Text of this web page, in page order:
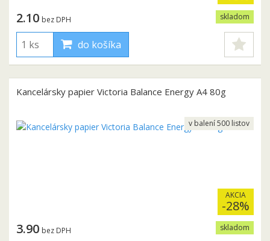
skladom
2.10 bez DPH
do košíka
Kancelársky papier Victoria Balance Energy A4 80g
AKCIA
-28%
skladom
3.90 bez DPH
v balení 500 listov